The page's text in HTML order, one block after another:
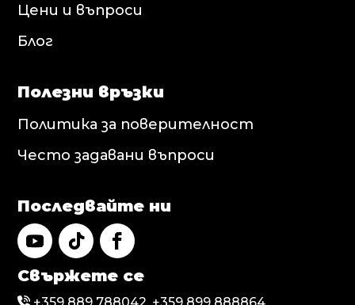
Цени и въпроси
Блог
Полезни връзки
Политика за поверителност
Често задавани въпроси
Последвайте ни
Свържете се